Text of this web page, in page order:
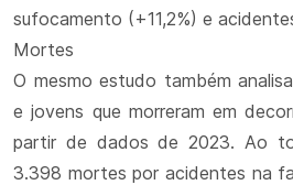
sufocamento (+11,2%) e
Mortes
O mesmo estudo também
e jovens que morreram em
partir de dados de 2023. Ao
3.398 mortes por acidentes na